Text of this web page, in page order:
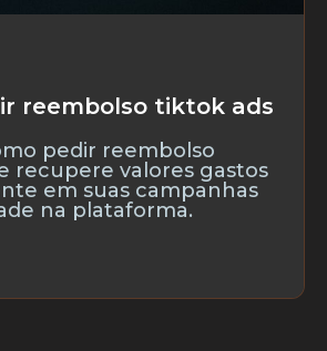
reembolso tiktok ads
pedir reembolso
recupere valores gastos
em suas campanhas
na plataforma.